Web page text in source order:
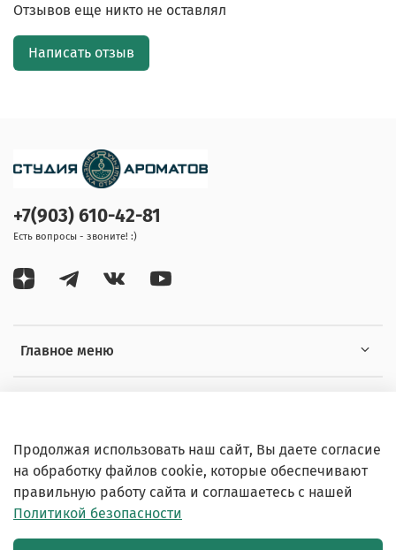
Отзывов еще никто не оставлял
Написать отзыв
Главное меню
+7(903) 610-42-81
Есть вопросы - звоните! :)
© 2020-2026 Любое использование контента без
письменного разрешения запрещено
Продолжая использовать наш сайт, Вы даете согласие
на обработку файлов cookie, которые обеспечивают
правильную работу сайта и соглашаетесь с нашей
Политикой безопасности